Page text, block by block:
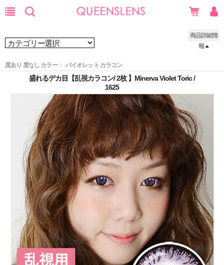
度あり 度なし カラー バイオレット カラコン
商品詳細情
報
盛れるデカ目【乱視カラコン/ 2枚 】Minerva Violet Toric /
1625